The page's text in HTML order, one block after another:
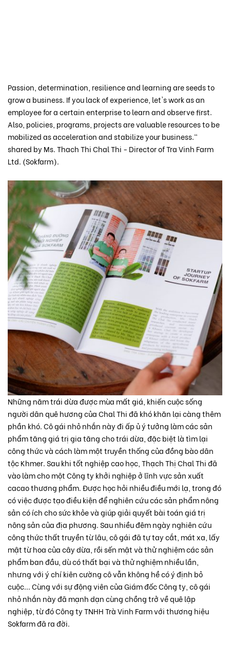
Passion, determination, resilience and learning are seeds to
grow a business. If you lack of experience, let's work as an
employee for a certain enterprise to learn and observe first.
Also, policies, programs, projects are valuable resources to be
mobilized as acceleration and stabilize your business."
shared by Ms. Thach Thi Chal Thi - Director of Tra Vinh Farm
Ltd. (Sokfarm).
Những năm trái dừa được mùa mất giá, khiến cuộc sống
người dân quê hương của Chal Thi đã khó khăn lại càng thêm
phần khó. Cô gái nhỏ nhắn này đi ấp ủ ý tưởng làm các sản
phẩm tăng giá trị gia tăng cho trái dừa, đặc biệt là tìm lại
công thức và cách làm một truyền thống của đồng bào dân
tộc Khmer. Sau khi tốt nghiệp cao học, Thạch Thị Chal Thi đã
vào làm cho một Công ty khởi nghiệp ở lĩnh vực sản xuất
cacao thương phẩm. Được học hỏi nhiều điều mới lạ, trong đó
có việc được tạo điều kiện để nghiên cứu các sản phẩm nông
sản có ích cho sức khỏe và giúp giải quyết bài toán giá trị
nông sản của địa phương. Sau nhiều đêm ngày nghiên cứu
công thức thất truyền từ lâu, cô gái đã tự tay cắt, mát xa, lấy
mật từ hoa của cây dừa, rồi sến mật và thử nghiệm các sản
phẩm ban đầu, dù có thất bại và thử nghiệm nhiều lần,
nhưng với ý chí kiên cường cô vẫn không hề có ý định bỏ
cuộc... Cùng với sự động viên của Giám đốc Công ty, cô gái
nhỏ nhắn này đã mạnh dạn cùng chồng trở về quê lập
nghiệp, từ đó Công ty TNHH Trà Vinh Farm với thương hiệu
Sokfarm đã ra đời.